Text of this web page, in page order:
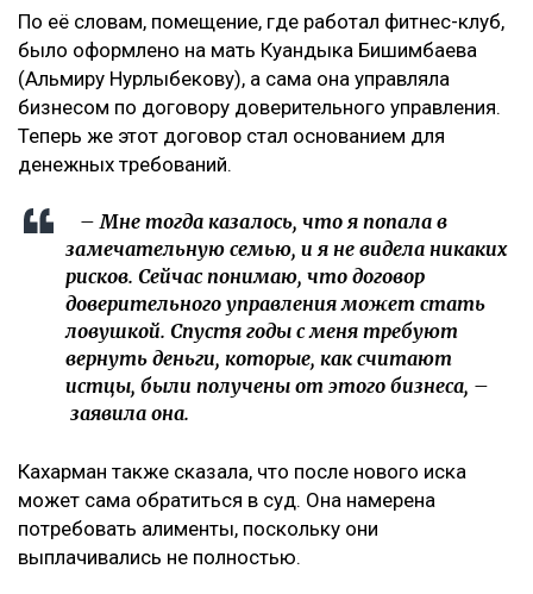
По её словам, помещение, где работал фитнес-клуб,
было оформлено на мать Куандыка Бишимбаева
(Альмиру Нурлыбекову), а сама она управляла
бизнесом по договору доверительного управления.
Теперь же этот договор стал основанием для
денежных требований.
– Мне тогда казалось, что я попала в
замечательную семью, и я не видела никаких
рисков. Сейчас понимаю, что договор
доверительного управления может стать
ловушкой. Спустя годы с меня требуют
вернуть деньги, которые, как считают
истцы, были получены от этого бизнеса, –
заявила она.
Кахарман также сказала, что после нового иска
может сама обратиться в суд. Она намерена
потребовать алименты, поскольку они
выплачивались не полностью.